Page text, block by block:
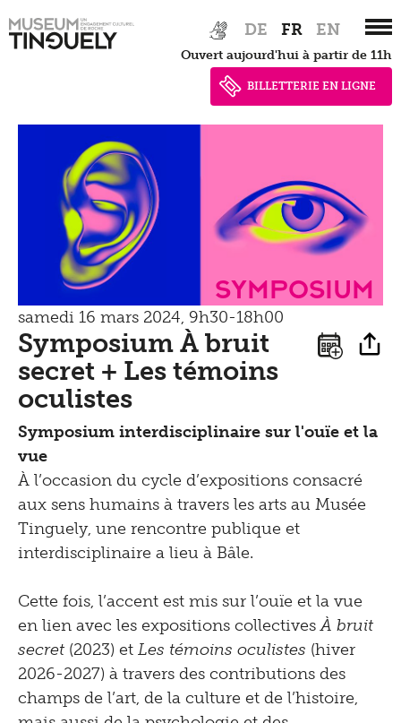
Hauptnavigation
to
DE FR EN
Ouvert aujourd'hui à partir de 11h
BILLETTERIE EN LIGNE
Symposium
samedi 16 mars 2024, 9h30-18h00
Symposium À bruit
secret + Les témoins
oculistes
Symposium interdisciplinaire sur l'ouïe et la
vue
À l’occasion du cycle d’expositions consacré
aux sens humains à travers les arts au Musée
Tinguely, une rencontre publique et
interdisciplinaire a lieu à Bâle.
Cette fois, l’accent est mis sur l’ouïe et la vue
en lien avec les expositions collectivesÀ bruit
secret (2023) et Les témoins oculistes (hiver
2026-2027) à travers des contributions des
champs de l’art, de la culture et de l’histoire,